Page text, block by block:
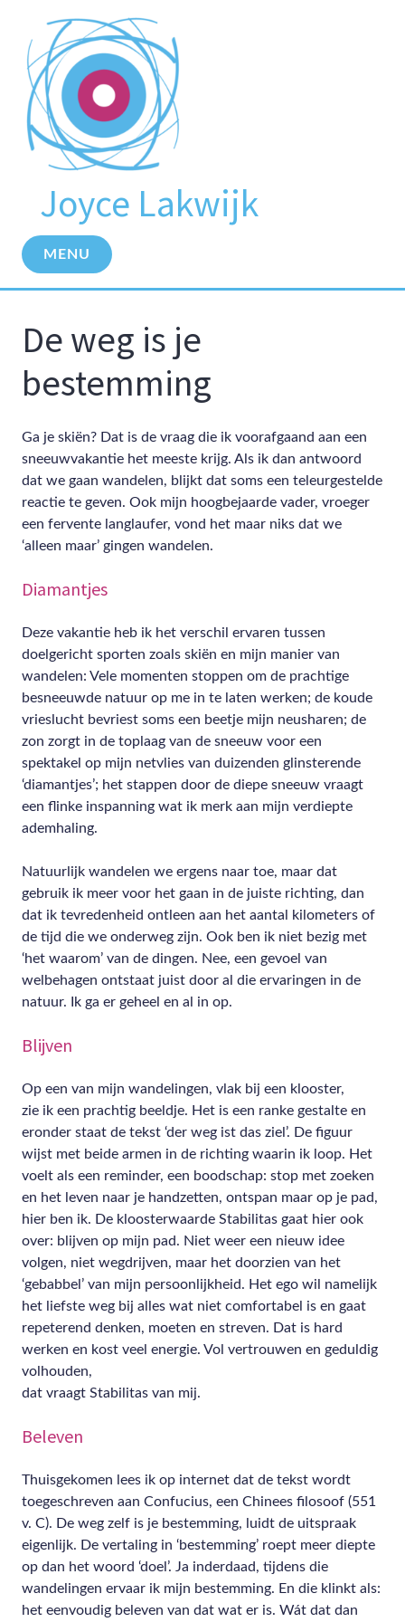
inhoud
Joyce Lakwijk
MENU
BLOG
HART
ZIEL
De weg is je
bestemming
Ga je skiën? Dat is de vraag die ik voorafgaand aan een
sneeuwvakantie het meeste krijg. Als ik dan antwoord
dat we gaan wandelen, blijkt dat soms een teleurgestelde
reactie te geven. Ook mijn hoogbejaarde vader, vroeger
een fervente langlaufer, vond het maar niks dat we
‘alleen maar’ gingen wandelen.
Diamantjes
Deze vakantie heb ik het verschil ervaren tussen
doelgericht sporten zoals skiën en mijn manier van
wandelen: Vele momenten stoppen om de prachtige
besneeuwde natuur op me in te laten werken; de koude
vrieslucht bevriest soms een beetje mijn neusharen; de
zon zorgt in de toplaag van de sneeuw voor een
spektakel op mijn netvlies van duizenden glinsterende
‘diamantjes’; het stappen door de diepe sneeuw vraagt
een flinke inspanning wat ik merk aan mijn verdiepte
ademhaling.
Natuurlijk wandelen we ergens naar toe, maar dat
gebruik ik meer voor het gaan in de juiste richting, dan
dat ik tevredenheid ontleen aan het aantal kilometers of
de tijd die we onderweg zijn. Ook ben ik niet bezig met
‘het waarom’ van de dingen. Nee, een gevoel van
welbehagen ontstaat juist door al die ervaringen in de
natuur. Ik ga er geheel en al in op.
Blijven
Op een van mijn wandelingen, vlak bij een klooster,
zie ik een prachtig beeldje. Het is een ranke gestalte en
eronder staat de tekst ‘der weg ist das ziel’. De figuur
wijst met beide armen in de richting waarin ik loop. Het
voelt als een reminder, een boodschap: stop met zoeken
en het leven naar je handzetten, ontspan maar op je pad,
hier ben ik. De kloosterwaarde Stabilitas gaat hier ook
over: blijven op mijn pad. Niet weer een nieuw idee
volgen, niet wegdrijven, maar het doorzien van het
‘gebabbel’ van mijn persoonlijkheid. Het ego wil namelijk
het liefste weg bij alles wat niet comfortabel is en gaat
repeterend denken, moeten en streven. Dat is hard
werken en kost veel energie. Vol vertrouwen en geduldig
volhouden,
dat vraagt Stabilitas van mij.
Beleven
Thuisgekomen lees ik op internet dat de tekst wordt
toegeschreven aan Confucius, een Chinees filosoof (551
v. C). De weg zelf is je bestemming, luidt de uitspraak
eigenlijk. De vertaling in ‘bestemming’ roept meer diepte
op dan het woord ‘doel’. Ja inderdaad, tijdens die
wandelingen ervaar ik mijn bestemming. En die klinkt als:
het eenvoudig beleven van dat wat er is. Wát dat dan